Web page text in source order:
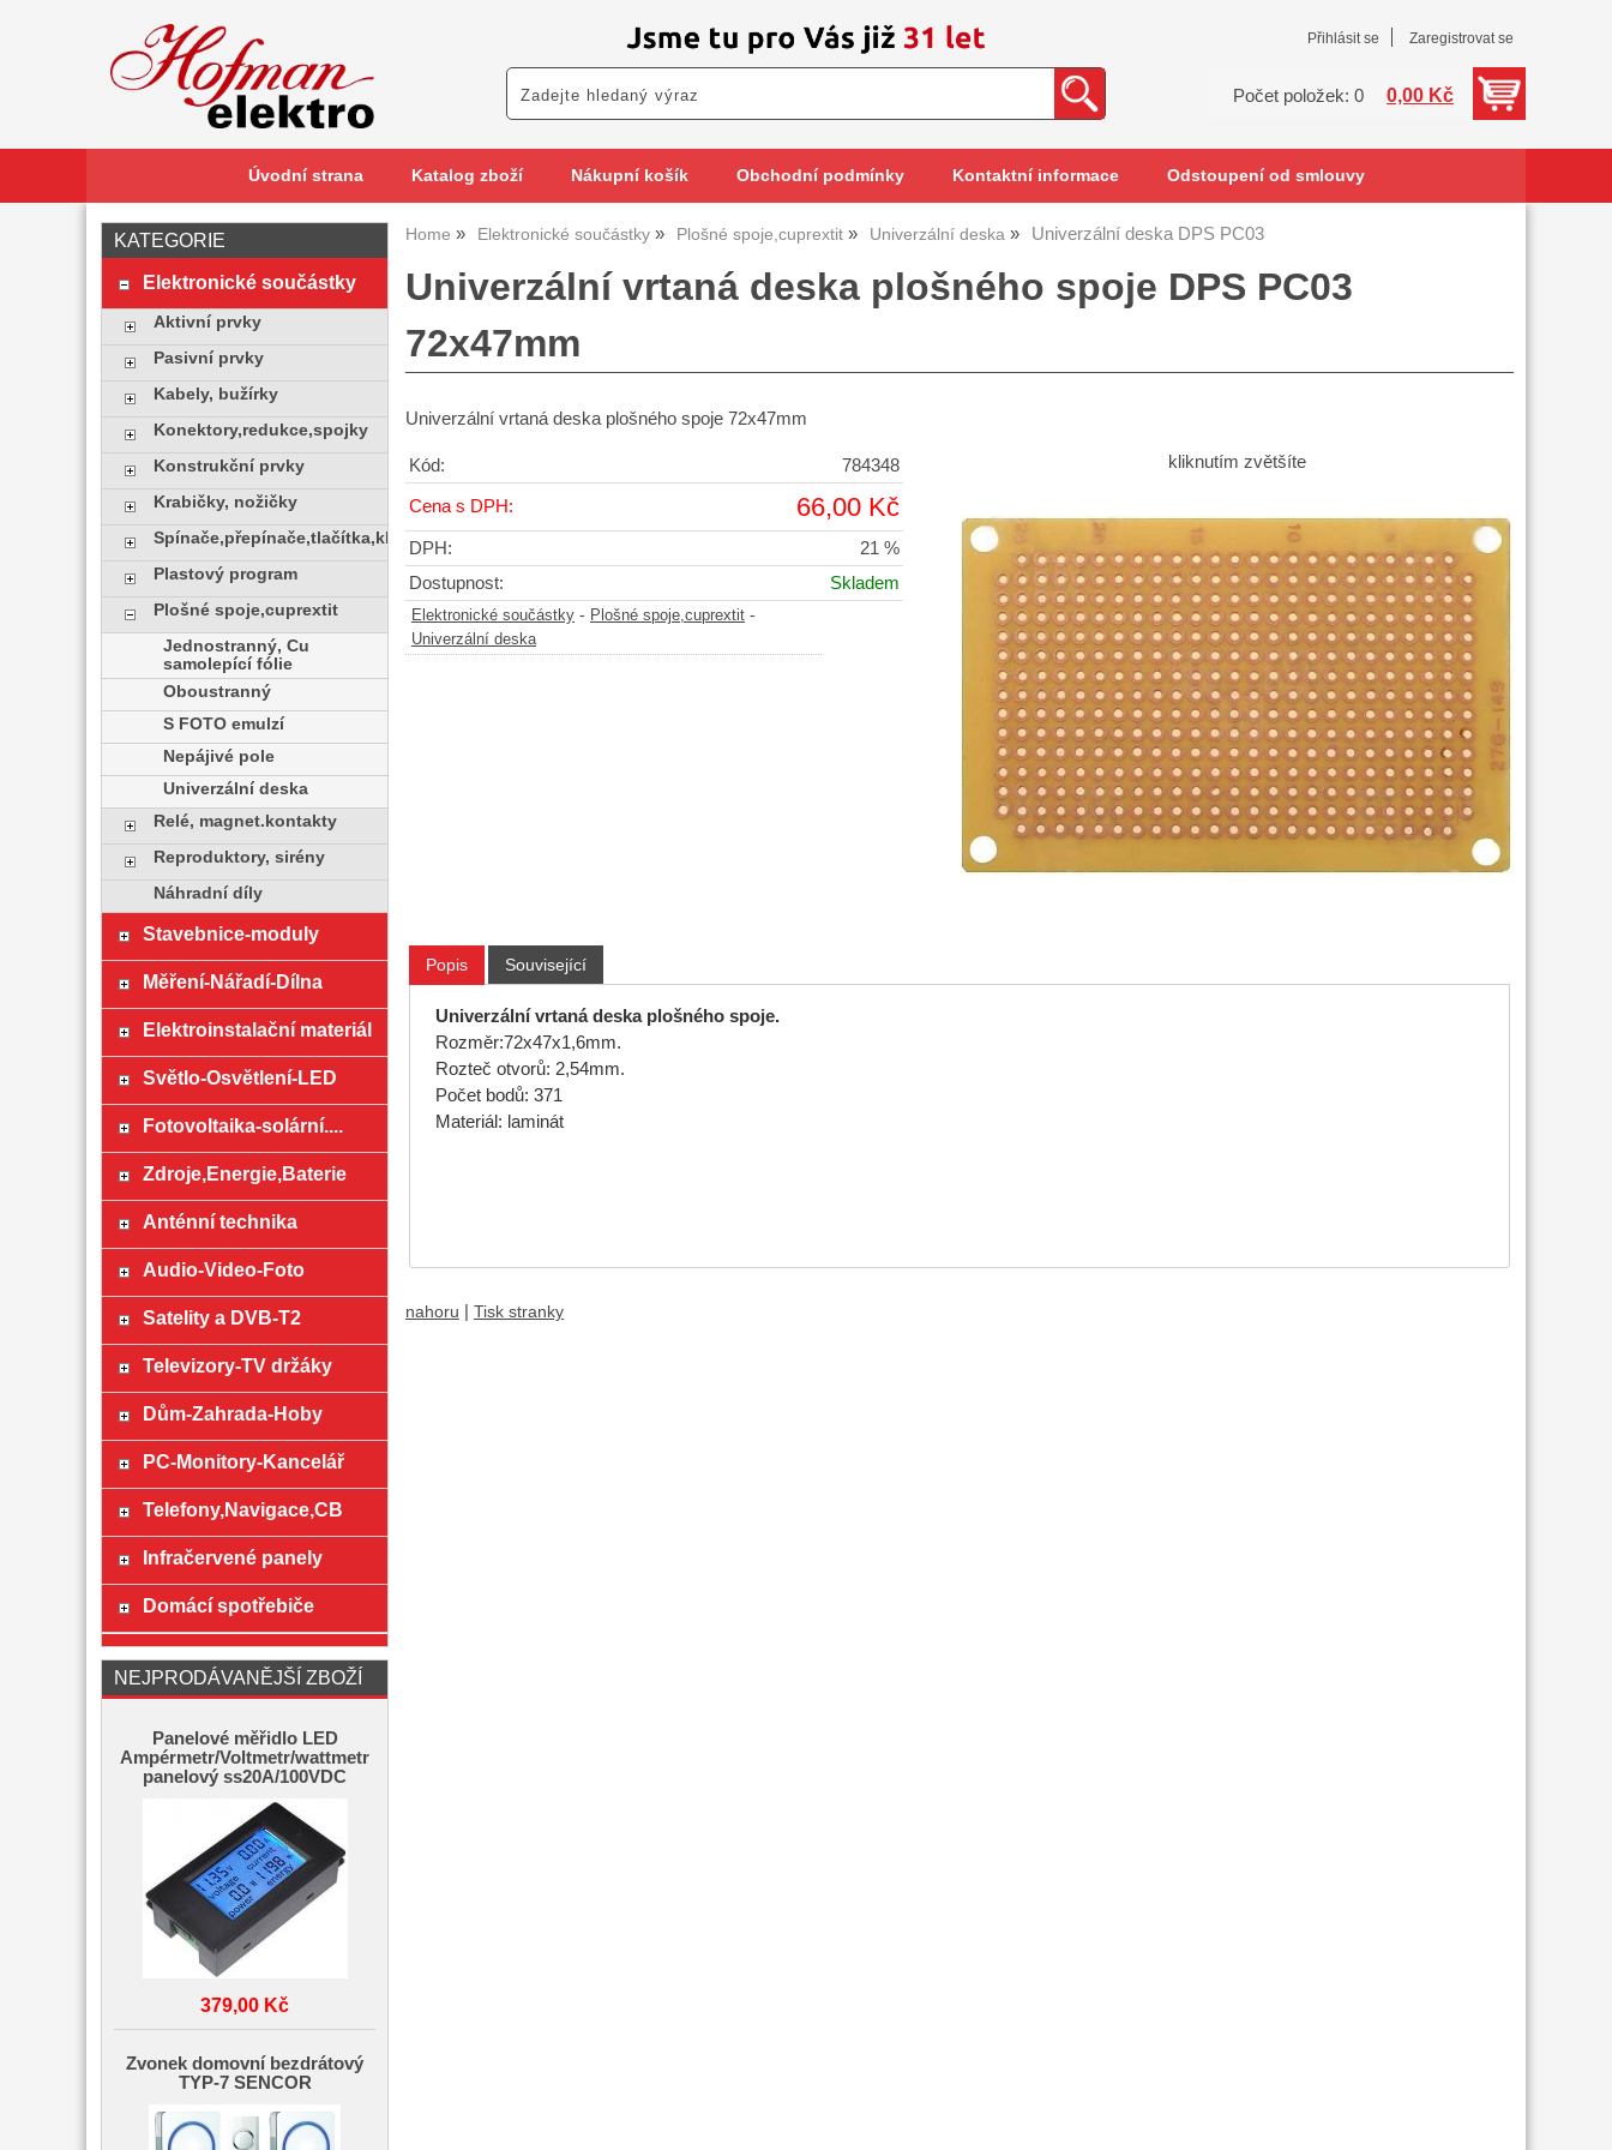
Přihlásit se Zaregistrovat se
Počet položek: 0 0,00 Kč
Úvodní strana Katalog zboží Nákupní košík Obchodní podmínky Kontaktní informace Odstoupení od smlouvy
Home Elektronické součástky Plošné spoje,cuprextit Univerzální deska Univerzální deska DPS PC03
Univerzální vrtaná deska plošného spoje DPS PC03
72x47mm
Univerzální vrtaná deska plošného spoje 72x47mm
kliknutím zvětšíte
Kód: 784348
Cena s DPH: 66,00 Kč
DPH:
21 %
Dostupnost:
Skladem
Elektronické součástky - Plošné spoje,cuprextit -
Univerzální deska
Popis Související
Univerzální vrtaná deska plošného spoje.
Rozměr:72x47x1,6mm.
Rozteč otvorů: 2,54mm.
Počet bodů: 371
Materiál: laminát
nahoru Tisk stranky
KATEGORIE
Elektronické součástky
Aktivní prvky
Pasivní prvky
Kabely, bužírky
Konektory,redukce,spojky
Konstrukční prvky
Krabičky, nožičky
Spínače,přepínače,tlačítka,klávesy
Plastový program
Plošné spoje,cuprextit
Jednostranný, Cu
samolepící fólie
Oboustranný
S FOTO emulzí
Nepájivé pole
Univerzální deska
Relé, magnet.kontakty
Reproduktory, sirény
Náhradní díly
Stavebnice-moduly
Měření-Nářadí-Dílna
Elektroinstalační materiál
Světlo-Osvětlení-LED
Fotovoltaika-solární....
Zdroje,Energie,Baterie
Anténní technika
Audio-Video-Foto
Satelity a DVB-T2
Televizory-TV držáky
Dům-Zahrada-Hoby
PC-Monitory-Kancelář
Telefony,Navigace,CB
Infračervené panely
Domácí spotřebiče
NEJPRODÁVANĚJŠÍ ZBOŽÍ
Panelové měřidlo LED
Ampérmetr/Voltmetr/wattmetr
panelový ss20A/100VDC
379,00 Kč
Zvonek domovní bezdrátový
TYP-7 SENCOR